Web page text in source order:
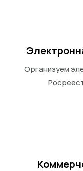
Организуем